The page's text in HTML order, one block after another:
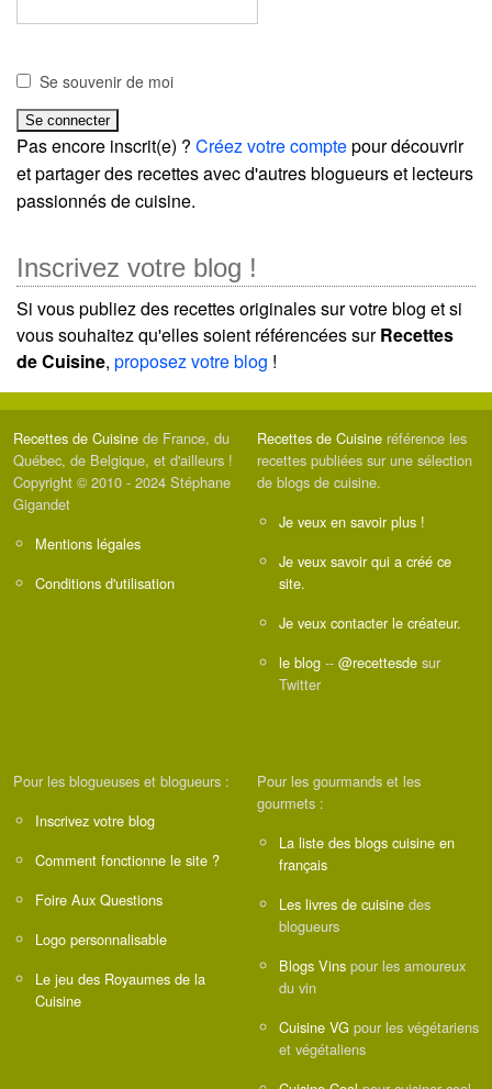
Se souvenir de moi
Pas encore inscrit(e) ? Créez votre comptepour découvrir
et partager des recettes avec d'autres blogueurs et lecteurs
passionnés de cuisine.
Inscrivez votre blog !
Si vous publiez des recettes originales sur votre blog et si
vous souhaitez qu'elles soient référencées surRecettes
de Cuisine, proposez votre blog !
Recettes de Cuisine de France, du
Québec, de Belgique, et d'ailleurs !
Copyright © 2010 - 2024 Stéphane
Gigandet
Mentions légales
Conditions d'utilisation
Recettes de Cuisine référence les
recettes publiées sur une sélection
de blogs de cuisine.
Je veux en savoir plus !
Je veux savoir qui a créé ce
site.
Je veux contacter le créateur.
le blog -- @recettesde sur
Twitter
Pour les blogueuses et blogueurs :
Inscrivez votre blog
Comment fonctionne le site ?
Foire Aux Questions
Logo personnalisable
Le jeu des Royaumes de la
Cuisine
Pour les gourmands et les
gourmets :
La liste des blogs cuisine en
français
Les livres de cuisine des
blogueurs
Blogs Vins pour les amoureux
du vin
Cuisine VG pour les végétariens
et végétaliens